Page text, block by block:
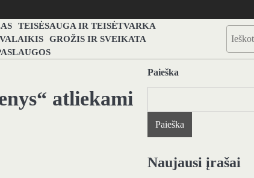
TEISĖSAUGA IR TEISĖTVARKA
GROŽIS IR SVEIKATA
Ieškoti:
atliekami
Paieška
Paieška
Naujausi įrašai